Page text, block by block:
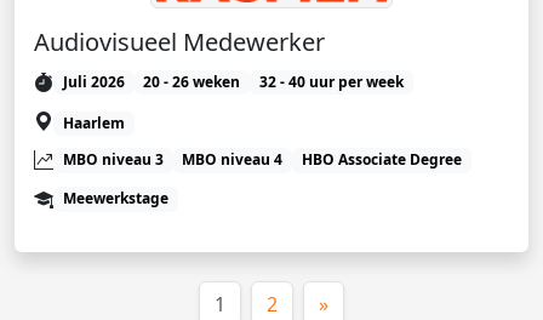
Audiovisueel Medewerker
Juli 2026 20 - 26 weken
32 - 40 uur per week
Haarlem
MBO niveau 3
MBO niveau 4
HBO Associate Degree
Meewerkstage
1 (huidige)
2 »